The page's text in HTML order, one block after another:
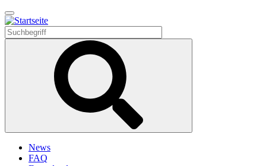
Direkt
zum
Inhalt
News
FAQ